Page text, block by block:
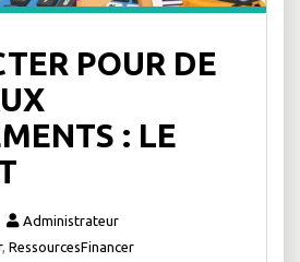
POUR DE
: LE
Administrateur
, RessourcesFinancer